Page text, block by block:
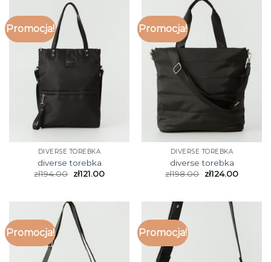
Promocja!
DIVERSE TOREBKA
diverse torebka
zł194.00 zł121.00
Promocja!
DIVERSE TOREBKA
diverse torebka
zł198.00 zł124.00
Promocja! Promocja!